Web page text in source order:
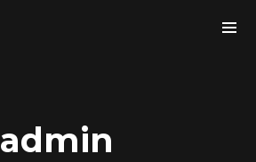
admin